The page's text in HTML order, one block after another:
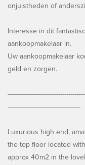
onjuistheden of
Interesse in dit
aankoopmakelaar in.
Uw aankoopmakelaar
geld en zorgen.
------------------------------------
Luxurious high end,
the top floor located
approx 40m2 in the